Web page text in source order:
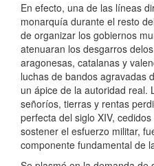
En efecto, una de las líneas
monarquía durante el resto
de organizar los gobiernos
atenuaran los desgarros
aragonesas, catalanas y
luchas de bandos agravadas
un ápice de la autoridad real.
señoríos, tierras y rentas
perfecta del siglo XIV,
sostener el esfuerzo militar,
componente fundamental de